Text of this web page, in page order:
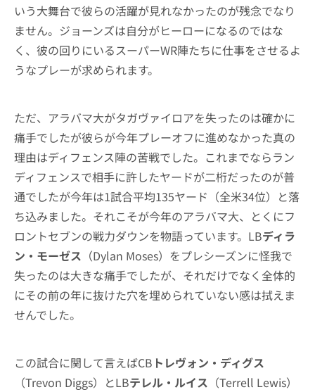
いう大舞台で彼らの活躍が見れなかったのが残念でなり
ません。ジョーンズは自分がヒーローになるのではな
く、彼の回りにいるスーパーWR陣たちに仕事をさせるよ
うなプレーが求められます。
ただ、アラバマ大がタガヴァイロアを失ったのは確かに
痛手でしたが彼らが今年プレーオフに進めなかった真の
理由はディフェンス陣の苦戦でした。これまでならラン
ディフェンスで相手に許したヤードが二桁だったのが普
通でしたが今年は1試合平均135ヤード（全米34位）と落
ち込みました。それこそが今年のアラバマ大、とくにフ
ロントセブンの戦力ダウンを物語っています。LBディラ
ン・モーゼス （Dylan Moses）をプレシーズンに怪我で
失ったのは大きな痛手でしたが、それだけでなく全体的
にその前の年に抜けた穴を埋められていない感は拭えま
せんでした。
この試合に関して言えばCB トレヴォン・ディグス
（Trevon Diggs）とLBテレル・ルイス （Terrell Lewis）